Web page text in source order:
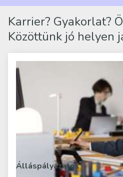
Karrier? Gyakorlat?
Közöttünk jó helyen
Álláspályázatok